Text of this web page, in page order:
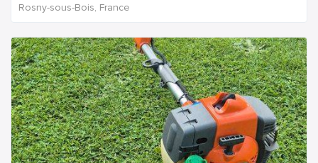
Rosny-sous-Bois, France